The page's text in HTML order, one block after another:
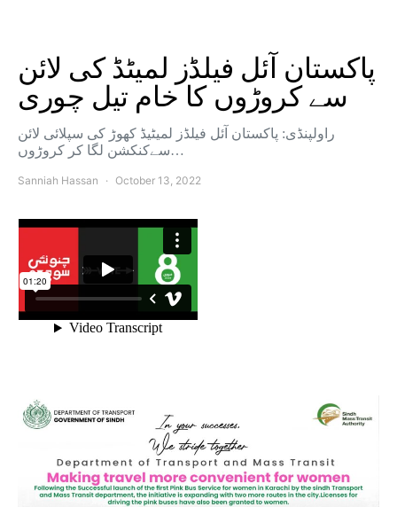
پاکستان آئل فیلڈز لمیٹڈ کی لائن
سے کروڑوں کا خام تیل چوری
راولپنڈی: پاکستان آئل فیلڈز لمیٹیڈ کھوڑ کی سپلائی لائن
سےکنکشن لگا کر کروڑوں…
Sanniah Hassan October 13, 2022